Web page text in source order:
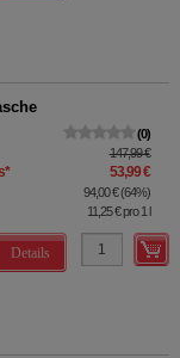
0
147,99 €
* 53,99 €
94,00 €(64%)
11,25 €pro 1 l
Details